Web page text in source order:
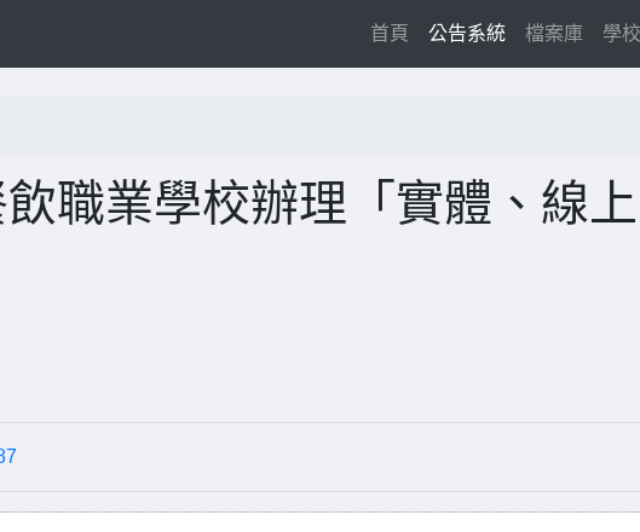
首頁 (current)
公告系統 檔案庫 學
職業學校辦理「實體、線上